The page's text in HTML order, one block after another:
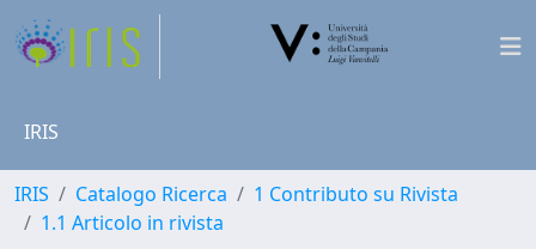
IRIS
IRIS Catalogo Ricerca
1 Contributo su Rivista
1.1 Articolo in rivista